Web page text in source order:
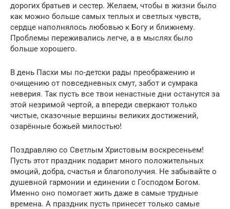
дорогих братьев и сестер. Желаем, чтобы в жизни было
как можно больше самых теплых и светлых чувств,
сердце наполнялось любовью к Богу и ближнему.
Проблемы переживались легче, а в мыслях было
больше хорошего.
В день Пасхи мы по-детски рады преображению и
очищению от повседневных смут, забот и сумрака
неверия. Так пусть все твои ненастные дни останутся за
этой незримой чертой, а впереди сверкают только
чистые, сказочные вершины великих достижений,
озарённые божьей милостью!
Поздравляю со Светлым Христовым воскресеньем!
Пусть этот праздник подарит много положительных
эмоций, добра, счастья и благополучия. Не забывайте о
душевной гармонии и единении с Господом Богом.
Именно оно помогает жить даже в самые трудные
времена. А праздник пусть принесет только самые